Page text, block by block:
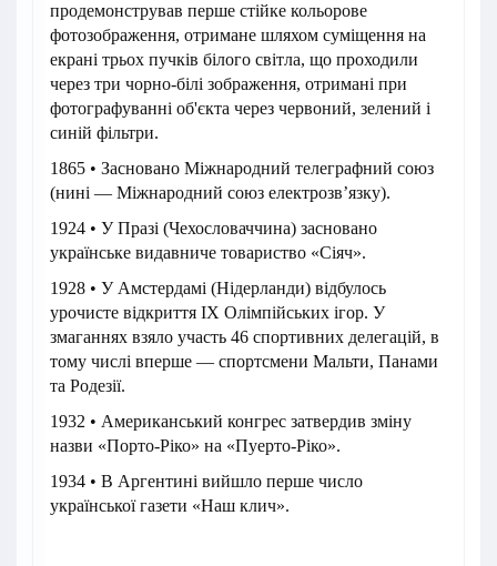
продемонстрував перше стійке кольорове
фотозображення, отримане шляхом суміщення на
екрані трьох пучків білого світла, що проходили
через три чорно-білі зображення, отримані при
фотографуванні об'єкта через червоний, зелений і
синій фільтри.
1865 • Засновано Міжнародний телеграфний союз
(нині — Міжнародний союз електрозв’язку).
1924 • У Празі (Чехословаччина) засновано
українське видавниче товариство «Сіяч».
1928 • У Амстердамі (Нідерланди) відбулось
урочисте відкриття IX Олімпійських ігор. У
змаганнях взяло участь 46 спортивних делегацій, в
тому числі вперше — спортсмени Мальти, Панами
та Родезії.
1932 • Американський конгрес затвердив зміну
назви «Порто-Ріко» на «Пуерто-Ріко».
1934 • В Аргентині вийшло перше число
української газети «Наш клич».